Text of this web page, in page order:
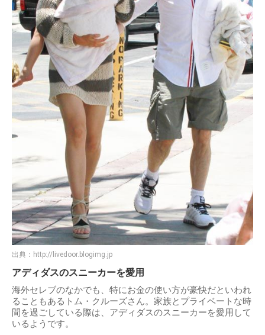
出典： http://livedoor.blogimg.jp
アディダスのスニーカーを愛用
海外セレブのなかでも、特にお金の使い方が豪快だといわれ
ることもあるトム・クルーズさん。家族とプライベートな時
間を過ごしている際は、アディダスのスニーカーを愛用して
いるようです。